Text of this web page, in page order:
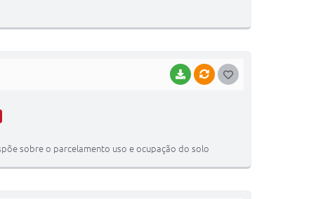
BAIXARVÍNCULOS
sobre o parcelamento uso e ocupação do solo